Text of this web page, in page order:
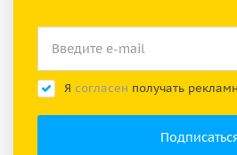
Я согласен получать